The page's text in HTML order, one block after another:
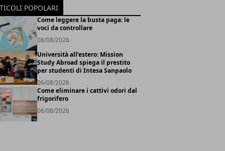
POPOLARI
Come leggere la busta paga: le
voci da controllare
08/08/2026
Università all’estero: Mission
Study Abroad spiega il prestito
per studenti di Intesa Sanpaolo
06/08/2026
Come eliminare i cattivi odori dal
frigorifero
06/08/2026